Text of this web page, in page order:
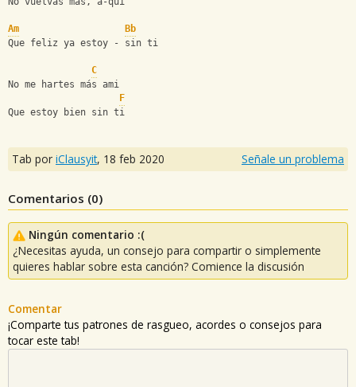
Am
Bb
Que feliz ya estoy - sin ti
C
No me hartes más ami
F
Que estoy bien sin ti
Tab por iClausyit, 18 feb 2020 Señale un problema
Comentarios (0)
Ningún comentario :(
¿Necesitas ayuda, un consejo para compartir o simplemente
quieres hablar sobre esta canción? Comience la discusión
Comentar
¡Comparte tus patrones de rasgueo, acordes o consejos para
tocar este tab!